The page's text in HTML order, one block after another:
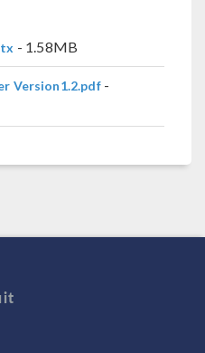
- 1.58MB
Version1.2.pdf-